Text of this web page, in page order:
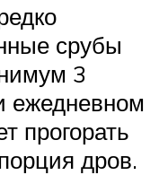
срубы
3
ежедневном
прогорать
дров.